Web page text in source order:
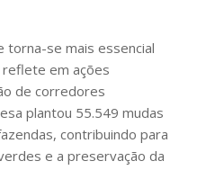
torna-se mais essencial
reflete em ações
de corredores
plantou 55.549 mudas
contribuindo para
e a preservação da